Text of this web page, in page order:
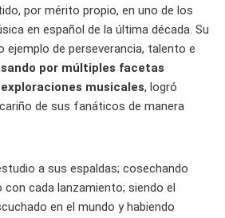
por mérito propio, en uno de los
en español de la última década. Su
ejemplo de perseverancia, talento e
por múltiples facetas
musicales, logró
de sus fanáticos de manera
a sus espaldas; cosechando
con cada lanzamiento; siendo el
en el mundo y habiendo